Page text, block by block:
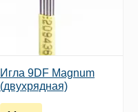
Игла 9DF Magnum
(двухрядная)